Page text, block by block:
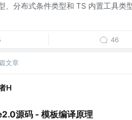
、分布式条件类型和 TS 内置工具类
46
文章
H
源码 - 模板编译原理